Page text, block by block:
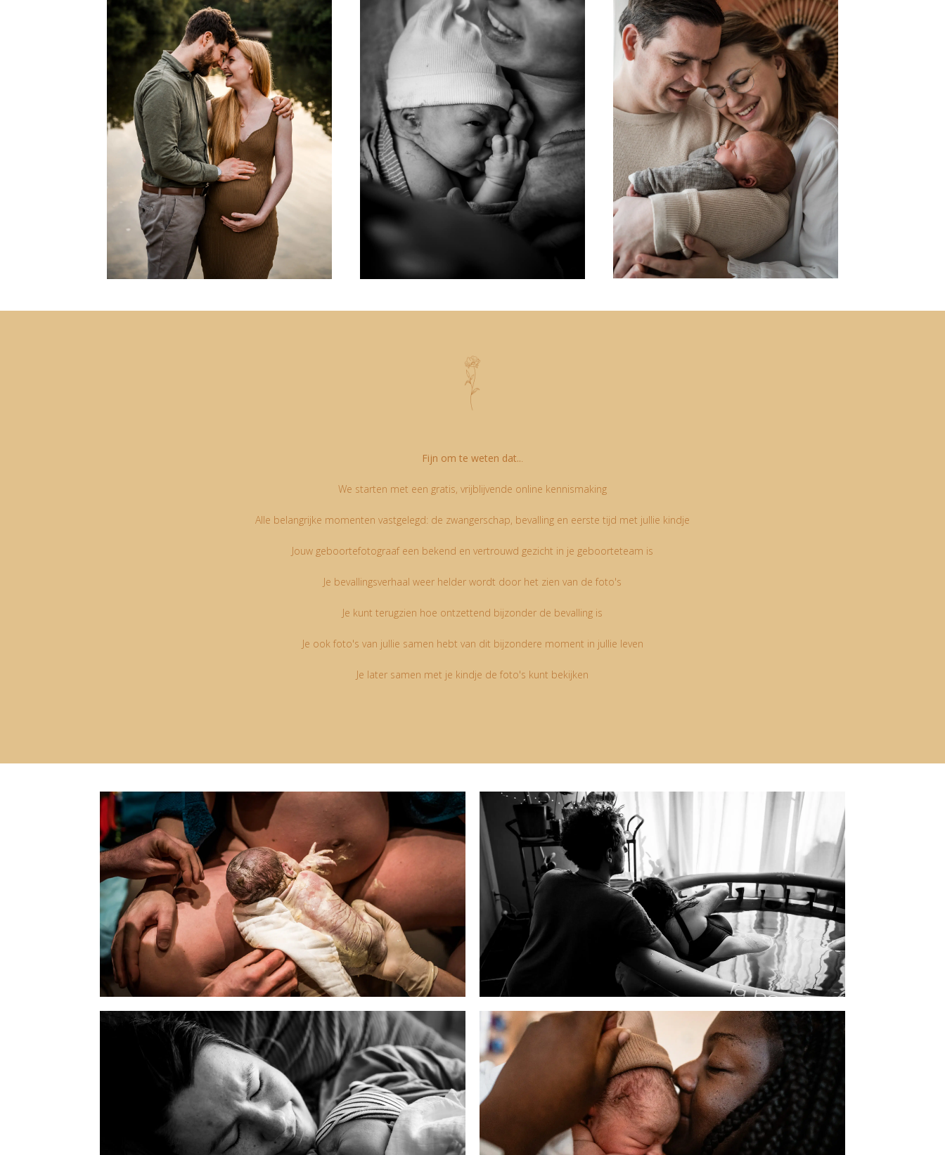
Fijn om te weten dat..
We starten met een gratis, vrijblijvende online kennismaking
Alle belangrijke momenten vastgelegd: de zwangerschap, bevalling en eerste tijd met jullie kindje
Jouw geboortefotograaf een bekend en vertrouwd gezicht in je geboorteteam is
Je bevallingsverhaal weer helder wordt door het zien van de foto's
Je kunt terugzien hoe ontzettend bijzonder de bevalling is
Je ook foto's van jullie samen hebt van dit bijzondere moment in jullie leven
Je later samen met je kindje de foto's kunt bekijken